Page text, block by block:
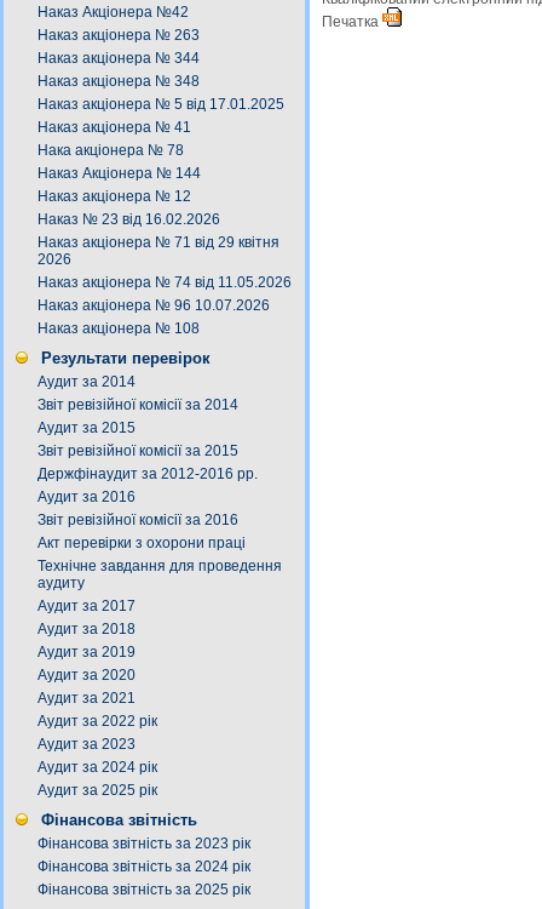
Наказ Акціонера №42
Наказ акціонера № 263
Наказ акціонера № 344
Наказ акціонера № 348
Наказ акціонера № 5 від 17.01.2025
Наказ акціонера № 41
Нака акціонера № 78
Наказ Акціонера № 144
Наказ акціонера № 12
Наказ № 23 від 16.02.2026
Наказ акціонера № 71 від 29 квітня
2026
Наказ акціонера № 74 від 11.05.2026
Наказ акціонера № 96 10.07.2026
Наказ акціонера № 108
Результати перевірок
Аудит за 2014
Звіт ревізійної комісії за 2014
Аудит за 2015
Звіт ревізійної комісії за 2015
Держфінаудит за 2012-2016 рр.
Аудит за 2016
Звіт ревізійної комісії за 2016
Акт перевірки з охорони праці
Технічне завдання для проведення
аудиту
Аудит за 2017
Аудит за 2018
Аудит за 2019
Аудит за 2020
Аудит за 2021
Аудит за 2022 рік
Аудит за 2023
Аудит за 2024 рік
Аудит за 2025 рік
Фінансова звітність
Фінансова звітність за 2023 рік
Фінансова звітність за 2024 рік
Фінансова звітність за 2025 рік
Печатка